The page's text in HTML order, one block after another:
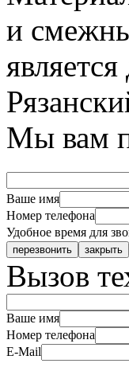
и
Мы вам
Ваше имя
Номер телефона
Удобное время для
Вызов
Ваше имя
Номер телефона
E-Mail